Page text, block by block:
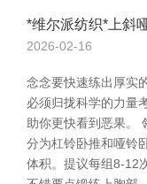
*维尔派纺织*上斜
2026-02-16
念念要快速练出厚实
必须归拢科学的力量
助你更快看到恶果。
分为杠铃卧推和哑铃
体积。提议每组8-12